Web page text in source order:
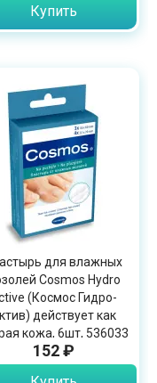
Купить
для влажных
Cosmos Hydro
(Космос Гидро-
действует как
кожа, 6шт, 536033
152 ₽